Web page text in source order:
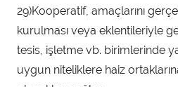
29)Kooperatif, amaçlarını
kurulması veya eklentileriyle
tesis, işletme vb. birimlerinde
uygun niteliklere haiz